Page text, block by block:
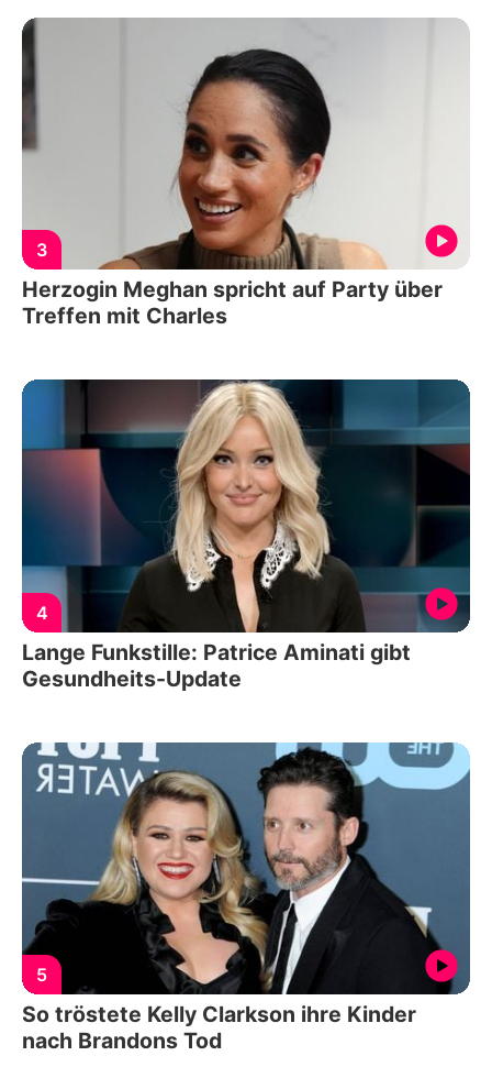
3
Herzogin Meghan spricht auf Party über
Treffen mit Charles
4
Lange Funkstille: Patrice Aminati gibt
Gesundheits-Update
5
So tröstete Kelly Clarkson ihre Kinder
nach Brandons Tod